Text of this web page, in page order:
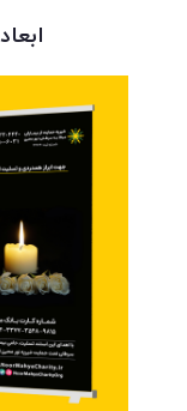
ابعاد 200 در 85 سانتی متر